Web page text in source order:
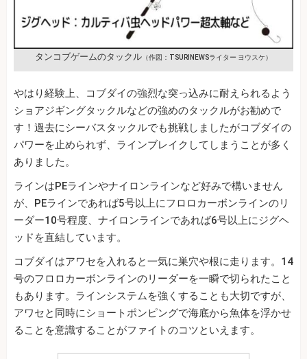
タンコブゲームのタックル （作図：TSURINEWSライター ヨウスケ）
やはり経験上、コブダイの強烈な突っ込みに耐えられるよう
ショアジギングタックルなどの強めのタックルがお勧めで
す！過去にシーバスタックルでも挑戦しましたがコブダイの
パワーを止められず、ラインブレイクしてしまうことが多く
ありました。
ラインはPEラインやナイロンラインなど好みで構いません
が、PEラインであれば5号以上にフロロカーボンラインのリ
ーダー10号程度、ナイロンラインであれば6号以上にジグヘ
ッドを直結しています。
コブダイはアワセを入れると一気に巣穴や根に走ります。14
号のフロロカーボンラインのリーダーを一瞬で切られたこと
もあります。ラインシステムを強くすることも大切ですが、
アワセと同時にショートポンピングで海底から魚体を浮かせ
ることを意識することがファイトのコツといえます。